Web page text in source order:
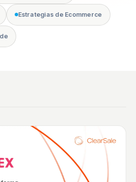
Estrategias de Ecommerce